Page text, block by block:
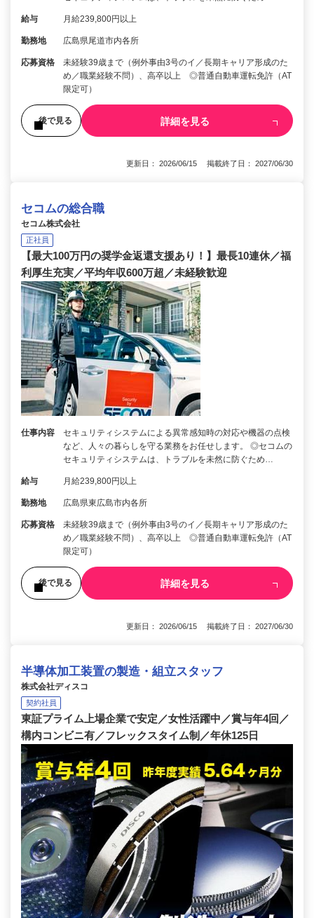
給与 月給239,800円以上
勤務地 広島県尾道市内各所
応募資格
未経験39歳まで（例外事由3号のイ／長期キャリア形成のた
め／職業経験不問）、高卒以上 ◎普通自動車運転免許（AT
限定可）
後で見る 詳細を見る
更新日： 2026/06/15 掲載終了日： 2027/06/30
セコムの総合職
セコム株式会社
正社員
【最大100万円の奨学金返還支援あり！】最長10連休／福
利厚生充実／平均年収600万超／未経験歓迎
仕事内容
セキュリティシステムによる異常感知時の対応や機器の点検
など、人々の暮らしを守る業務をお任せします。 ◎セコムの
セキュリティシステムは、トラブルを未然に防ぐため…
給与 月給239,800円以上
勤務地 広島県東広島市内各所
応募資格
未経験39歳まで（例外事由3号のイ／長期キャリア形成のた
め／職業経験不問）、高卒以上 ◎普通自動車運転免許（AT
限定可）
後で見る 詳細を見る
更新日： 2026/06/15 掲載終了日： 2027/06/30
半導体加工装置の製造・組立スタッフ
株式会社ディスコ
契約社員
東証プライム上場企業で安定／女性活躍中／賞与年4回／
構内コンビニ有／フレックスタイム制／年休125日